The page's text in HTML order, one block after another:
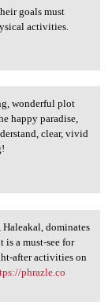
goals must
activities.
wonderful plot
happy paradise,
clear, vivid
dominates
is a must-see for
after activities on
phrazle.co